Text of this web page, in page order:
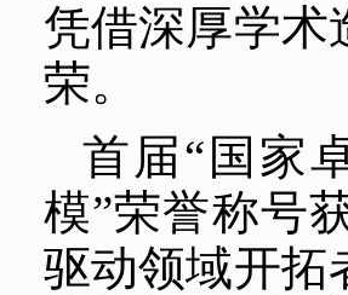
凭借深厚学术
荣。
首届“国家
模”荣誉称号
驱动领域开拓